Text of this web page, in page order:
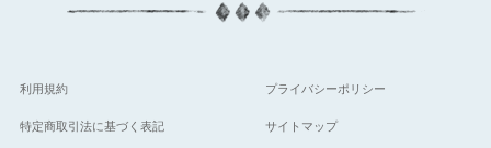
利用規約 プライバシーポリシー
特定商取引法に基づく表記 サイトマップ